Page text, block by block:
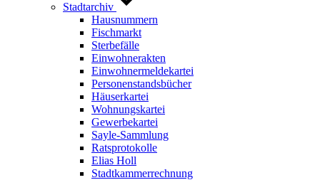
Stadtarchiv
Hausnummern
Fischmarkt
Sterbefälle
Einwohnerakten
Einwohnermeldekartei
Personenstandsbücher
Häuserkartei
Wohnungskartei
Gewerbekartei
Sayle-Sammlung
Ratsprotokolle
Elias Holl
Stadtkammerrechnung